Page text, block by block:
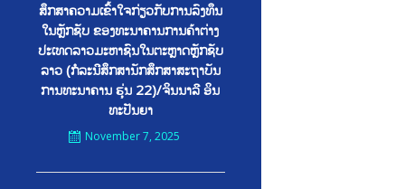
ສຶກສາຄວາມເຂົ້າໃຈກ່ຽວກັບການລົງທຶນ
ໃນຫຼັກຊັບ ຂອງທະນາຄານການຄ້າຕ່າງ
ປະເທດລາວມະຫາຊົນໃນຕະຫຼາດຫຼັກຊັບ
ລາວ (ກໍລະນີສຶກສານັກສຶກສາສະຖາບັນ
ການທະນາຄານ ຮຸ່ນ 22)/ຈິນນາລີ ອິນ
ທະປັນຍາ
November 7, 2025